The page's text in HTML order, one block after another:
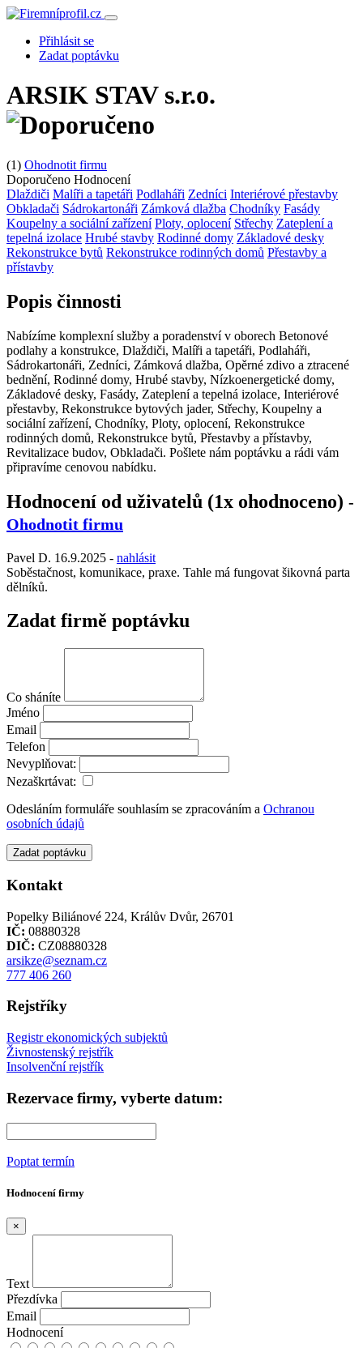
Přihlásit se
Zadat poptávku
ARSIK STAV s.r.o.
(1) Ohodnotit firmu
Doporučeno Hodnocení
Dlaždiči Malíři a tapetáři Podlaháři Zedníci Interiérové přestavby
Obkladači Sádrokartonáři Zámková dlažba Chodníky Fasády
Koupelny a sociální zařízení Ploty, oplocení Střechy Zateplení a
tepelná izolace Hrubé stavby Rodinné domy Základové desky
Rekonstrukce bytů Rekonstrukce rodinných domů Přestavby a
přístavby
Popis činnosti
Nabízíme komplexní služby a poradenství v oborech Betonové
podlahy a konstrukce, Dlaždiči, Malíři a tapetáři, Podlaháři,
Sádrokartonáři, Zedníci, Zámková dlažba, Opěrné zdivo a ztracené
bednění, Rodinné domy, Hrubé stavby, Nízkoenergetické domy,
Základové desky, Fasády, Zateplení a tepelná izolace, Interiérové
přestavby, Rekonstrukce bytových jader, Střechy, Koupelny a
sociální zařízení, Chodníky, Ploty, oplocení, Rekonstrukce
rodinných domů, Rekonstrukce bytů, Přestavby a přístavby,
Revitalizace budov, Obkladači. Pošlete nám poptávku a rádi vám
připravíme cenovou nabídku.
Hodnocení od uživatelů (1x ohodnoceno) -
Ohodnotit firmu
Pavel D. 16.9.2025 - nahlásit
Soběstačnost, komunikace, praxe. Tahle má fungovat šikovná parta
dělníků.
Zadat firmě poptávku
Co sháníte
Jméno
Email
Telefon
Nevyplňovat:
Nezaškrtávat:
Odesláním formuláře souhlasím se zpracováním a Ochranou
osobních údajů
Zadat poptávku
Kontakt
Popelky Biliánové 224, Králův Dvůr, 26701
IČ: 08880328
DIČ: CZ08880328
arsikze@seznam.cz
777 406 260
Rejstříky
Registr ekonomických subjektů
Živnostenský rejstřík
Insolvenční rejstřík
Rezervace firmy, vyberte datum:
Poptat termín
Hodnocení firmy
×
Text
Přezdívka
Email
Hodnocení